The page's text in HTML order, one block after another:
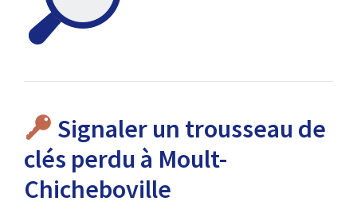
Signaler un trousseau de
clés perdu à Moult-
Chicheboville